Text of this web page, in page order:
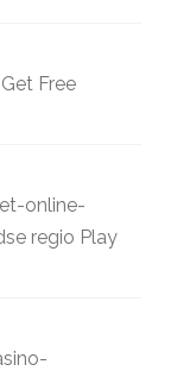
Free
online-
regio Play